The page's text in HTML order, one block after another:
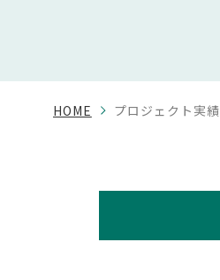
HOME プロジェクト実績